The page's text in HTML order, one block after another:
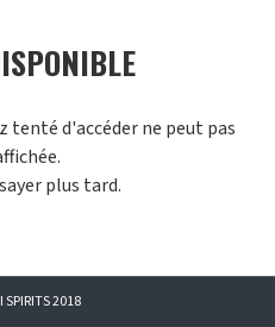
tenté d'accéder ne peut pas
plus tard.
SPIRITS 2018